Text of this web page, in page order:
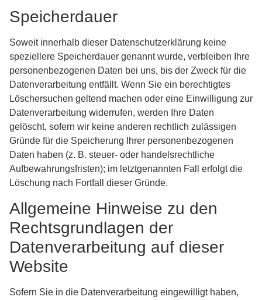
Speicherdauer
Soweit innerhalb dieser Datenschutzerklärung keine
speziellere Speicherdauer genannt wurde, verbleiben Ihre
personenbezogenen Daten bei uns, bis der Zweck für die
Datenverarbeitung entfällt. Wenn Sie ein berechtigtes
Löschersuchen geltend machen oder eine Einwilligung zur
Datenverarbeitung widerrufen, werden Ihre Daten
gelöscht, sofern wir keine anderen rechtlich zulässigen
Gründe für die Speicherung Ihrer personenbezogenen
Daten haben (z. B. steuer- oder handelsrechtliche
Aufbewahrungsfristen); im letztgenannten Fall erfolgt die
Löschung nach Fortfall dieser Gründe.
Allgemeine Hinweise zu den
Rechtsgrundlagen der
Datenverarbeitung auf dieser
Website
Sofern Sie in die Datenverarbeitung eingewilligt haben,